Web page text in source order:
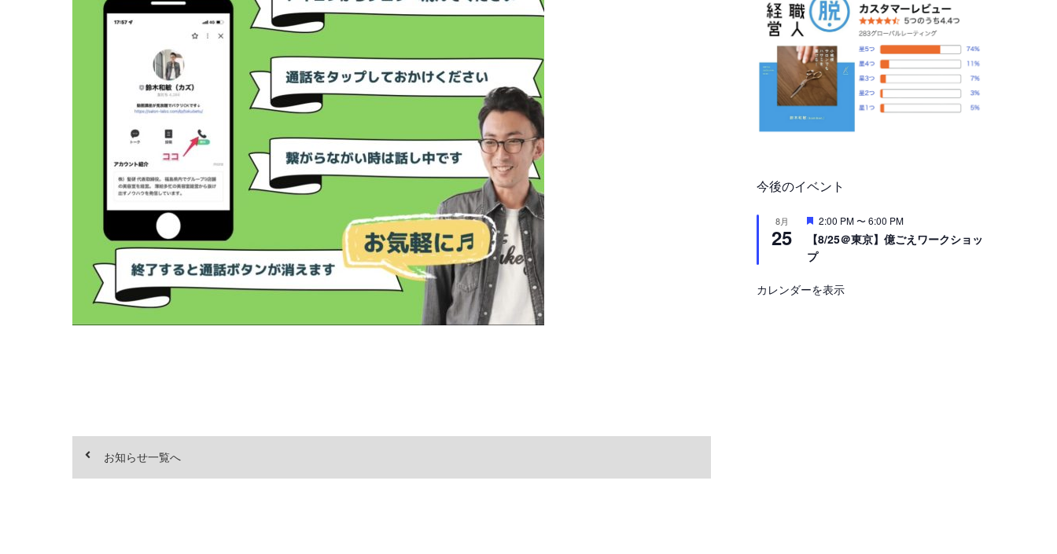
お知らせ一覧へ
今後のイベント
8月
25
注
2:00 PM〜6:00 PM
【8/25＠東京】億ごえワークショッ
プ
カレンダーを表示